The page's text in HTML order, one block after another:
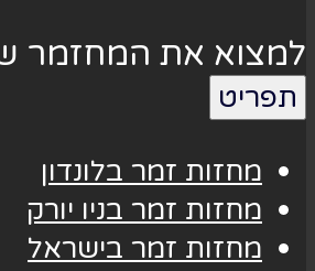
למצוא את המחזמר
תפריט
מחזות זמר בלונדון
מחזות זמר בניו יורק
מחזות זמר בישראל